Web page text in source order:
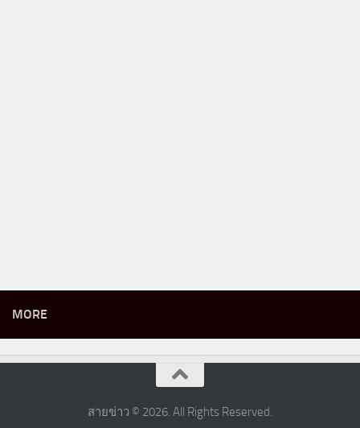
MORE
สายข่าว © 2026. All Rights Reserved.